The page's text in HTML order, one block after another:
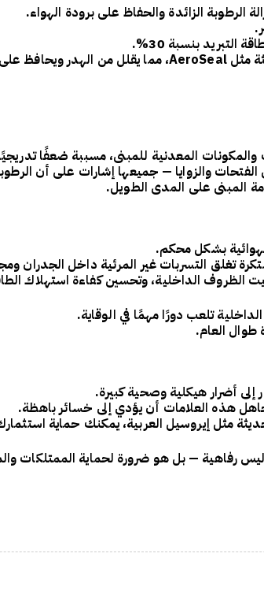
الرطوبة الزائدة والحفاظ على برودة الهواء.
التبريد بنسبة 30%
.
مثلAeroSeal، مما يقلل من الهدر ويحافظ
المعدنية للمبنى، مسببة ضعفًا
والزوايا — جميعها إشارات على أن
المبنى على المدى الطويل.
بشكل محكم.
تغلق التسربات غير المرئية داخل الجدران
الظروف الداخلية، وتحسين كفاءة استهلاك
تلعب دورًا مهمًا في الوقاية.
العام.
إلى أضرار هيكلية وصحية كبيرة.
هذه العلامات أن يؤدي إلى خسائر باهظة.
مثلإيروسيل العربية، يمكنك حماية
ليس رفاهية — بل هو ضرورة لحماية الممتلكات